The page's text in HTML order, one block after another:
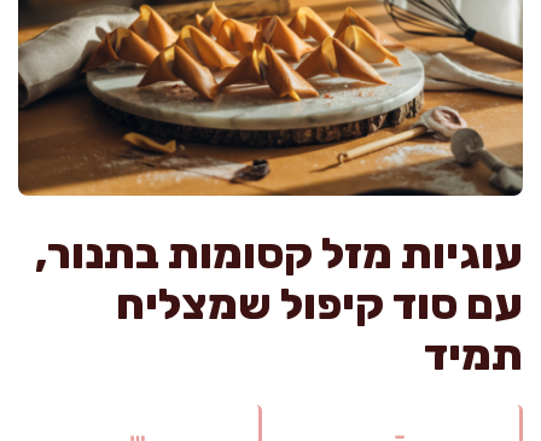
עוגיות מזל קסומות בתנור,
עם סוד קיפול שמצליח
תמיד